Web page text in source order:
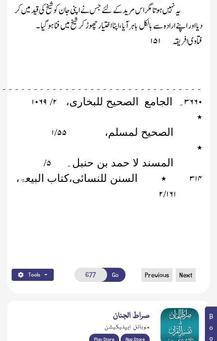
یہ نہیں ہوتا مگر اس مرید کے لئے جس نے اپنی جان کو شیخ کی قید میں کر
دیا اور اپنے ارادہ سے بالکل باہر آیا ،اپنا اختیار چھوڑ کر شیخ میں فنا ہوگیا ۔
فتاوی افریقہ
۱۵۱
۳۶۶۰۔ الجامع الصحیح للبخاری، ۲/ ۱۰۶۹
٭
الصحیح لمسلم،
۱/۵۵
٭
المسند لا حمد بن حنبل۔
۵/
۳۱۴ ٭ السنن للنسائی،کتاب البیعۃ،
۲/۱۶۱
Tools Go Previous Next
صراط الجنان
موبائل ایپلیکیشن
Play Store App Store